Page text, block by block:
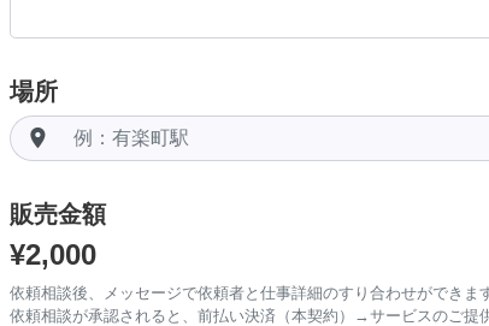
場所
room
販売金額
¥2,000
依頼相談後、メッセージで依頼者と仕事詳細のすり合わせができま
依頼相談が承認されると、前払い決済（本契約）→サービスのご提